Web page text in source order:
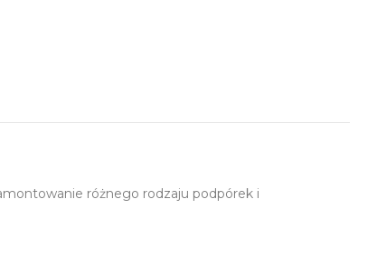
różnego rodzaju podpórek i